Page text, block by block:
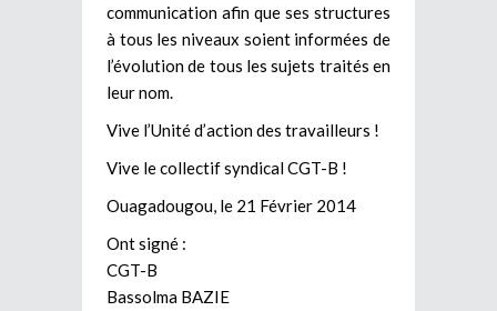
communication afin que ses structures
à tous les niveaux soient informées de
l’évolution de tous les sujets traités en
leur nom.
Vive l’Unité d’action des travailleurs !
Vive le collectif syndical CGT-B !
Ouagadougou, le 21 Février 2014
Ont signé :
CGT-B
Bassolma BAZIE